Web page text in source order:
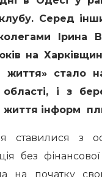
Серед
Ірина
на
життя» стало
області, і з
життя інформ
ставилися з
без
на початку